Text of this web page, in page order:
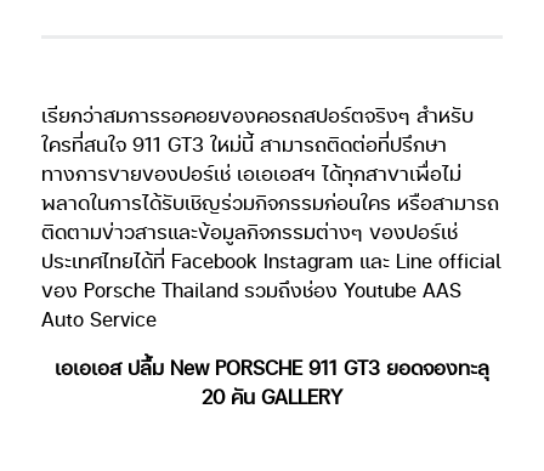
เรียกว่าสมการรอคอยของคอรถสปอร์ตจริงๆ สำหรับ
ใครที่สนใจ 911 GT3 ใหม่นี้ สามารถติดต่อที่ปรึกษา
ทางการขายของปอร์เช่ เอเอเอสฯ ได้ทุกสาขาเพื่อไม่
พลาดในการได้รับเชิญร่วมกิจกรรมก่อนใคร หรือสามารถ
ติดตามข่าวสารและข้อมูลกิจกรรมต่างๆ ของปอร์เช่
ประเทศไทยได้ที่ Facebook Instagram และ Line official
ของ Porsche Thailand รวมถึงช่อง Youtube AAS
Auto Service
เอเอเอส ปลื้ม New PORSCHE 911 GT3 ยอดจองทะลุ
20 คัน GALLERY